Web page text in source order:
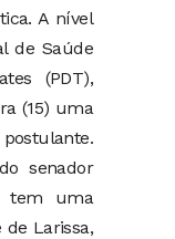
A nível
de Saúde
(PDT),
(15) uma
senador
tem uma
Larissa,